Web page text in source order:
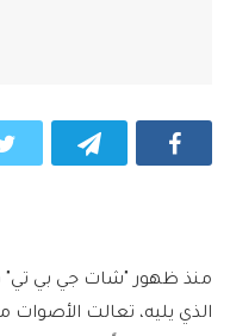
الذي يليه، تعالت